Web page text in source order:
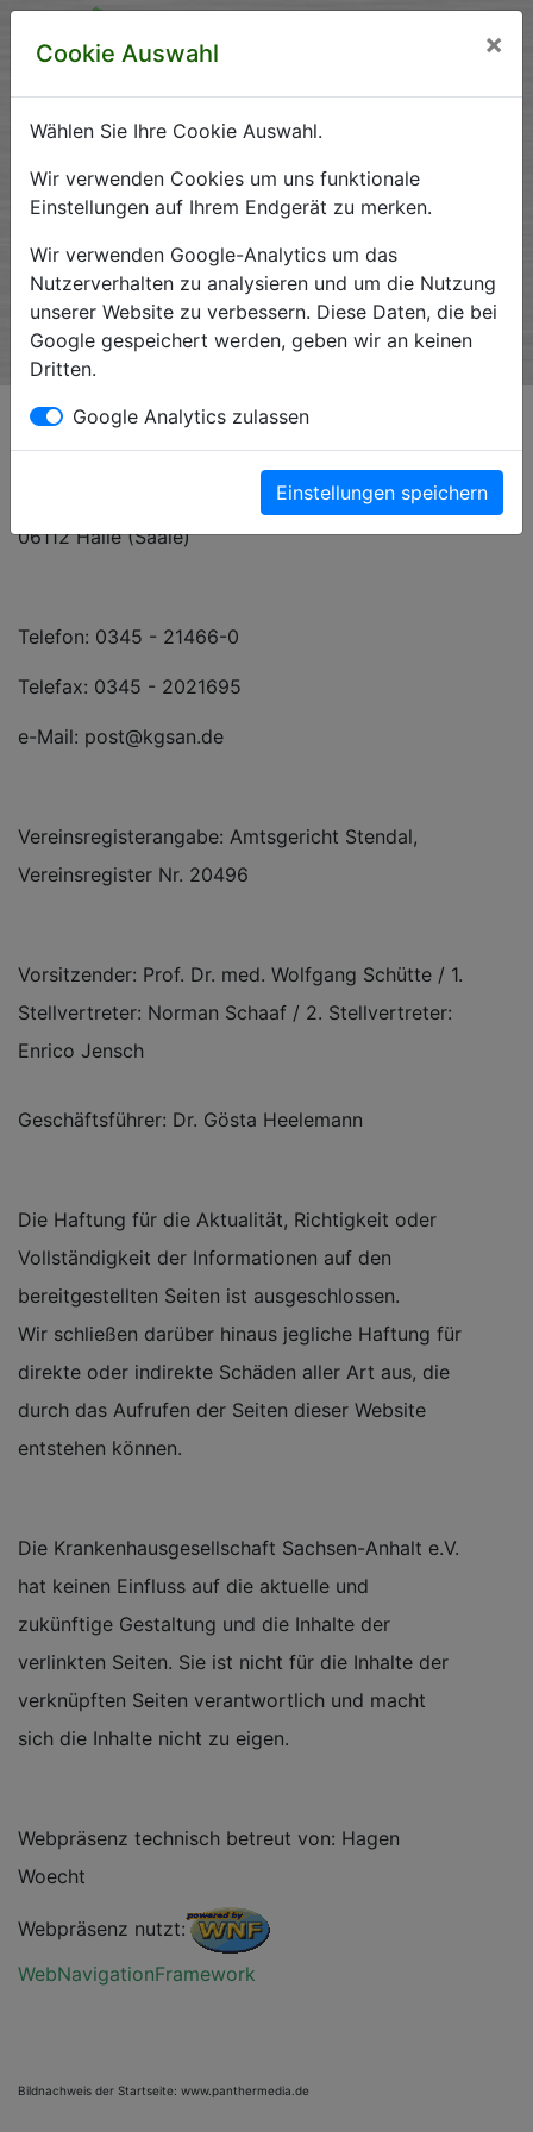
Krankenhausverzeichnis
Sachsen-Anhalt
Ein Service der Krankenhausgesellschaft Sachsen-Anhalt
e.V.
Impressum*
06112 Halle (Saale)
Telefon: 0345 - 21466-0
Telefax: 0345 - 2021695
e-Mail: post@kgsan.de
Vereinsregisterangabe: Amtsgericht Stendal,
Vereinsregister Nr. 20496
Vorsitzender: Prof. Dr. med. Wolfgang Schütte / 1.
Stellvertreter: Norman Schaaf / 2. Stellvertreter:
Enrico Jensch
Geschäftsführer: Dr. Gösta Heelemann
Die Haftung für die Aktualität, Richtigkeit oder
Vollständigkeit der Informationen auf den
bereitgestellten Seiten ist ausgeschlossen.
Wir schließen darüber hinaus jegliche Haftung für
direkte oder indirekte Schäden aller Art aus, die
durch das Aufrufen der Seiten dieser Website
entstehen können.
Die Krankenhausgesellschaft Sachsen-Anhalt e.V.
hat keinen Einfluss auf die aktuelle und
zukünftige Gestaltung und die Inhalte der
verlinkten Seiten. Sie ist nicht für die Inhalte der
verknüpften Seiten verantwortlich und macht
sich die Inhalte nicht zu eigen.
Webpräsenz technisch betreut von: Hagen
Woecht
Webpräsenz nutzt:
WebNavigationFramework
Bildnachweis der Startseite: www.panthermedia.de
Cookie Auswahl ×
Wählen Sie Ihre Cookie Auswahl.
Wir verwenden Cookies um uns funktionale
Einstellungen auf Ihrem Endgerät zu merken.
Wir verwenden Google-Analytics um das
Nutzerverhalten zu analysieren und um die Nutzung
unserer Website zu verbessern. Diese Daten, die bei
Google gespeichert werden, geben wir an keinen
Dritten.
Google Analytics zulassen
Einstellungen speichern